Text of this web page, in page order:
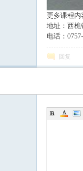
更多课程
地址：西樵
电话：
回复